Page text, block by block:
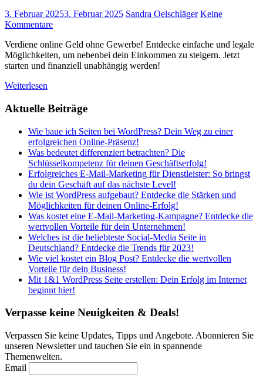
3. Februar 20253. Februar 2025 Sandra Oelschläger Keine
Kommentare
Verdiene online Geld ohne Gewerbe! Entdecke einfache und legale
Möglichkeiten, um nebenbei dein Einkommen zu steigern. Jetzt
starten und finanziell unabhängig werden!
Weiterlesen
Aktuelle Beiträge
Wie baue ich Seiten bei WordPress? Dein Weg zu einer
erfolgreichen Online-Präsenz!
Was bedeutet differenziert betrachten? Die
Schlüsselkompetenz für deinen Geschäftserfolg!
Erfolgreiches E-Mail-Marketing für Dienstleister: So bringst
du dein Geschäft auf das nächste Level!
Wie ist WordPress aufgebaut? Entdecke die Stärken und
Möglichkeiten für deinen Online-Erfolg!
Was kostet eine E-Mail-Marketing-Kampagne? Entdecke die
wertvollen Vorteile für dein Unternehmen!
Welches ist die beliebteste Social-Media Seite in
Deutschland? Entdecke die Trends für 2023!
Wie viel kostet ein Blog Post? Entdecke die wertvollen
Vorteile für dein Business!
Mit 1&1 WordPress Seite erstellen: Dein Erfolg im Internet
beginnt hier!
Verpasse keine Neuigkeiten & Deals!
Verpassen Sie keine Updates, Tipps und Angebote. Abonnieren Sie
unseren Newsletter und tauchen Sie ein in spannende
Themenwelten.
Email